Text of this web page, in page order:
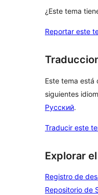
¿Este tema
Reportar este
Este tema está
siguientes
Русский.
Traducir este
Explorar
Registro de
Repositorio de